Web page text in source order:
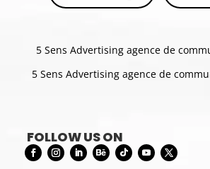
5 Sens Advertising agence de
5 Sens Advertising agence de
FOLLOW US ON